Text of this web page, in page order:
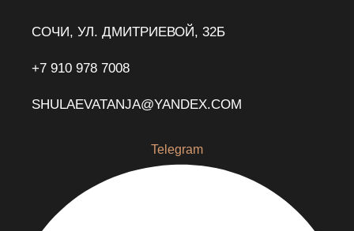
СОЧИ, УЛ. ДМИТРИЕВОЙ, 32Б
+7 910 978 7008
SHULAEVATANJA@YANDEX.COM
Telegram